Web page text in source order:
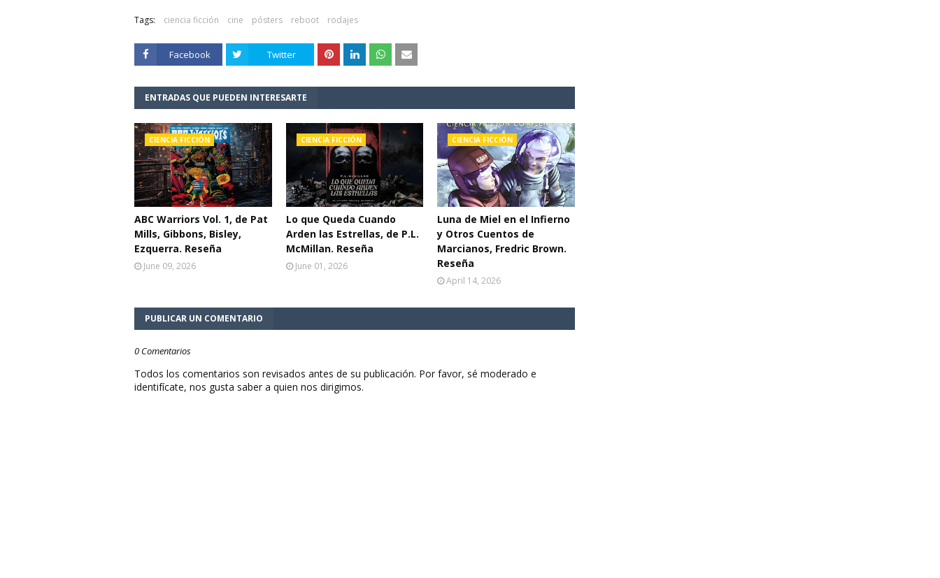
Tags: ciencia ficción cine pósters reboot rodajes
Facebook Twitter
ENTRADAS QUE PUEDEN INTERESARTE
CIENCIA FICCIÓN
ABC Warriors Vol. 1, de Pat
Mills, Gibbons, Bisley,
Ezquerra. Reseña
June 09, 2026
CIENCIA FICCIÓN
Lo que Queda Cuando
Arden las Estrellas, de P.L.
McMillan. Reseña
June 01, 2026
CIENCIA FICCIÓN
Luna de Miel en el Infierno
y Otros Cuentos de
Marcianos, Fredric Brown.
Reseña
April 14, 2026
PUBLICAR UN COMENTARIO
0 Comentarios
Todos los comentarios son revisados antes de su publicación. Por favor, sé moderado e
identifícate, nos gusta saber a quien nos dirigimos.